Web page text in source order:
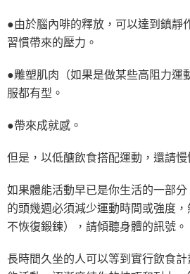
●由於腦內啡的釋放，可以達到鎮靜
習慣帶來的壓力。
●雕塑肌肉（如果是做某些高阻力運
服都有型。
●帶來成就感。
但是，以低醣飲食搭配運動，還請慢
如果體能活動早已是你生活的一部
的頭幾週必須減少運動時間或強度
不恢復鍛鍊），請傾聽身體的訊號。
長時間久坐的人可以等到實行飲食